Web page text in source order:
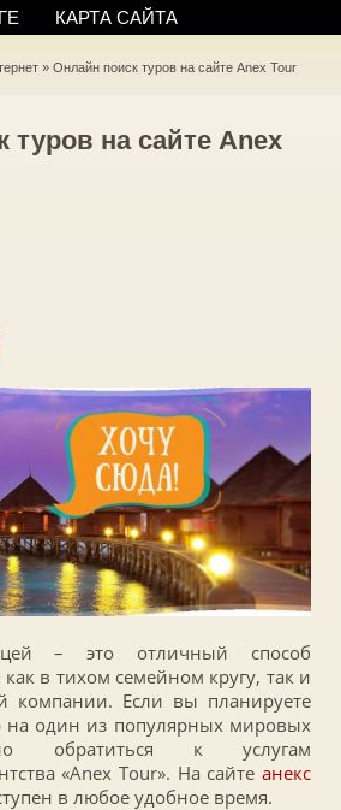
КАРТА САЙТА
» Онлайн поиск туров на сайте Anex Tour
туров на сайте Anex
– это отличный способ
в тихом семейном кругу, так и
компании. Если вы планируете
на один из популярных мировых
обратиться к услугам
«Anex Tour». На сайте анекс
в любое удобное время.